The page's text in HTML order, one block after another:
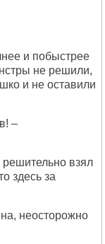
и побыстрее
не решили,
и не оставили
–
взял
здесь за
неосторожно